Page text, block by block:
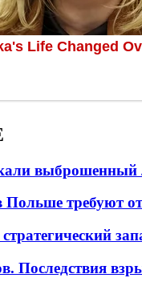
Польше требуют
Последствия